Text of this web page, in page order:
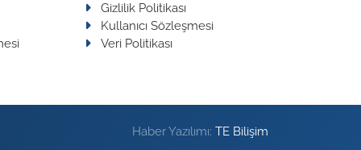
Gizlilik Politikası
Kullanıcı Sözleşmesi
Veri Politikası
Haber Yazılımı:TE Bilişim